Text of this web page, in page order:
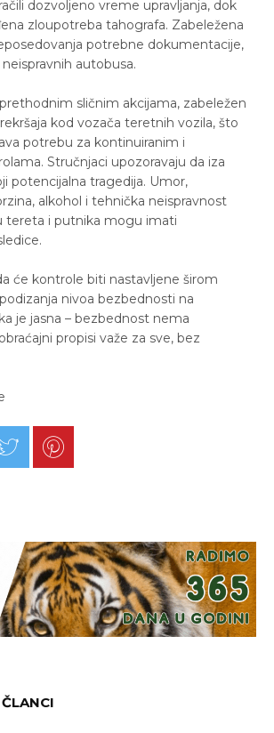
dozvoljeno vreme upravljanja, dok
zloupotreba tahografa. Zabeležena
potrebne dokumentacije,
autobusa.
sličnim akcijama, zabeležen
kod vozača teretnih vozila, što
potrebu za kontinuiranim i
Stručnjaci upozoravaju da iza
potencijalna tragedija. Umor,
alkohol i tehnička neispravnost
tereta i putnika mogu imati
će kontrole biti nastavljene širom
nivoa bezbednosti na
je jasna – bezbednost nema
propisi važe za sve, bez